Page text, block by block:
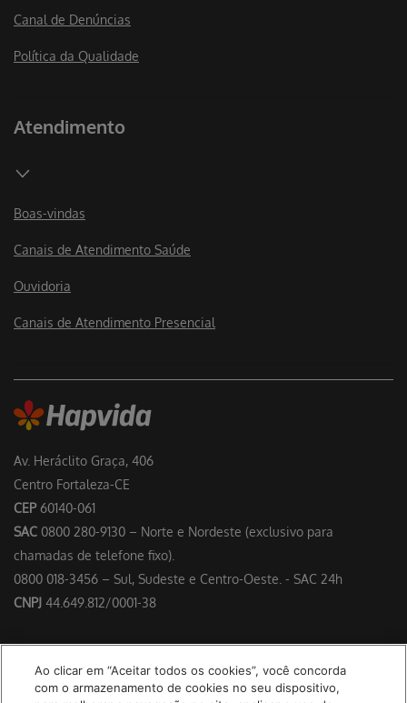
Av. Heráclito Graça, 406
Centro Fortaleza-CE
CEP60140-061
SAC 0800 280-9130 – Norte e Nordeste (exclusivo para
chamadas de telefone fixo).
0800 018-3456 – Sul, Sudeste e Centro-Oeste. - SAC 24h
CNPJ 44.649.812/0001-38
Responsável Técnico: Dr. Francisco Floriano Delgado Perdigão –
CRM/CE 4953
Canal de Denúncias
Política da Qualidade
Atendimento
Boas-vindas
Canais de Atendimento Saúde
Ouvidoria
Canais de Atendimento Presencial
Ao clicar em “Aceitar todos os cookies”, você concorda
com o armazenamento de cookies no seu dispositivo,